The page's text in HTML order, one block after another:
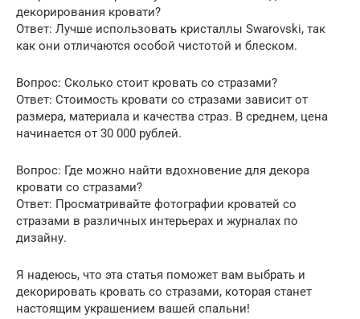
декорирования кровати?
Ответ: Лучше использовать кристаллы Swarovski, так
как они отличаются особой чистотой и блеском.
Вопрос: Сколько стоит кровать со стразами?
Ответ: Стоимость кровати со стразами зависит от
размера, материала и качества страз. В среднем, цена
начинается от 30 000 рублей.
Вопрос: Где можно найти вдохновение для декора
кровати со стразами?
Ответ: Просматривайте фотографии кроватей со
стразами в различных интерьерах и журналах по
дизайну.
Я надеюсь, что эта статья поможет вам выбрать и
декорировать кровать со стразами, которая станет
настоящим украшением вашей спальни!